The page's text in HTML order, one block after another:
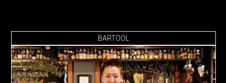
BARTOOL